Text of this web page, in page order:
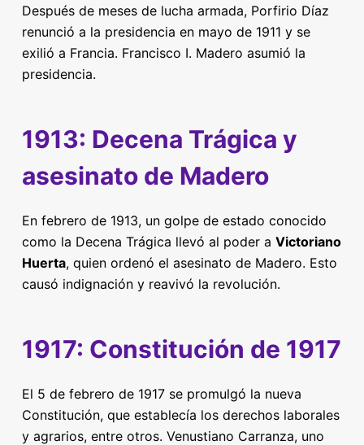
Después de meses de lucha armada, Porfirio Díaz
renunció a la presidencia en mayo de 1911 y se
exilió a Francia. Francisco I. Madero asumió la
presidencia.
1913: Decena Trágica y
asesinato de Madero
En febrero de 1913, un golpe de estado conocido
como la Decena Trágica llevó al poder a Victoriano
Huerta, quien ordenó el asesinato de Madero. Esto
causó indignación y reavivó la revolución.
1917: Constitución de 1917
El 5 de febrero de 1917 se promulgó la nueva
Constitución, que establecía los derechos laborales
y agrarios, entre otros. Venustiano Carranza, uno